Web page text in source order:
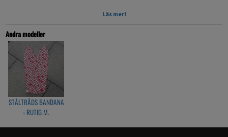
Rockabilly stilen har man ofta en bandana i håret, till jobb vardagen eller på
Artikelnr: Bastå2018011
Läs mer!
Andra modeller
STÅLTRÅDS BANDANA
- RUTIG M.